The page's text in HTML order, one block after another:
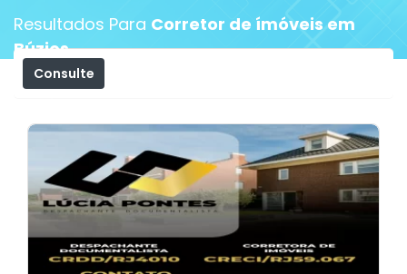
Resultados Para Corretor de ímóveis em
Búzios
Consulte